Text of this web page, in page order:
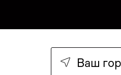
Ваш